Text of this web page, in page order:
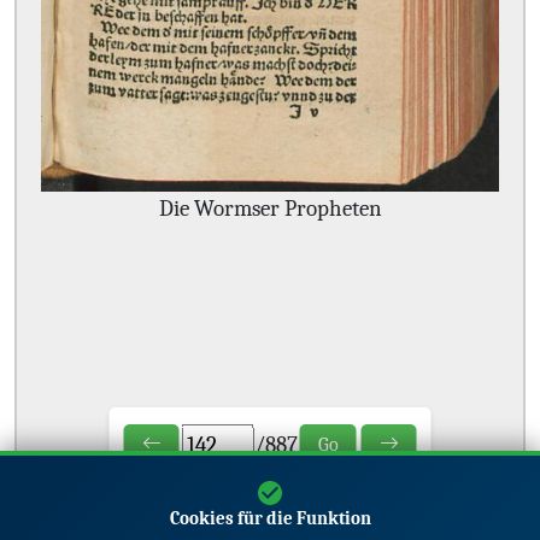
Die Wormser Propheten
/887 Go
Cookies für die Funktion